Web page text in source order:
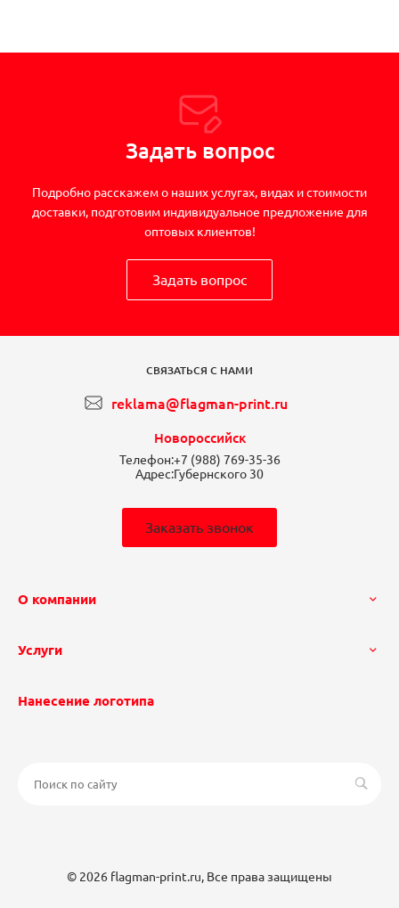
Задать вопрос
Подробно расскажем о наших услугах, видах и стоимости
доставки, подготовим индивидуальное предложение для
оптовых клиентов!
Задать вопрос
СВЯЗАТЬСЯ С НАМИ
reklama@flagman-print.ru
Новороссийск
Телефон:+7 (988) 769-35-36
Адрес:Губернского 30
Заказать звонок
О компании
Услуги
Нанесение логотипа
© 2026 flagman-print.ru, Все права защищены